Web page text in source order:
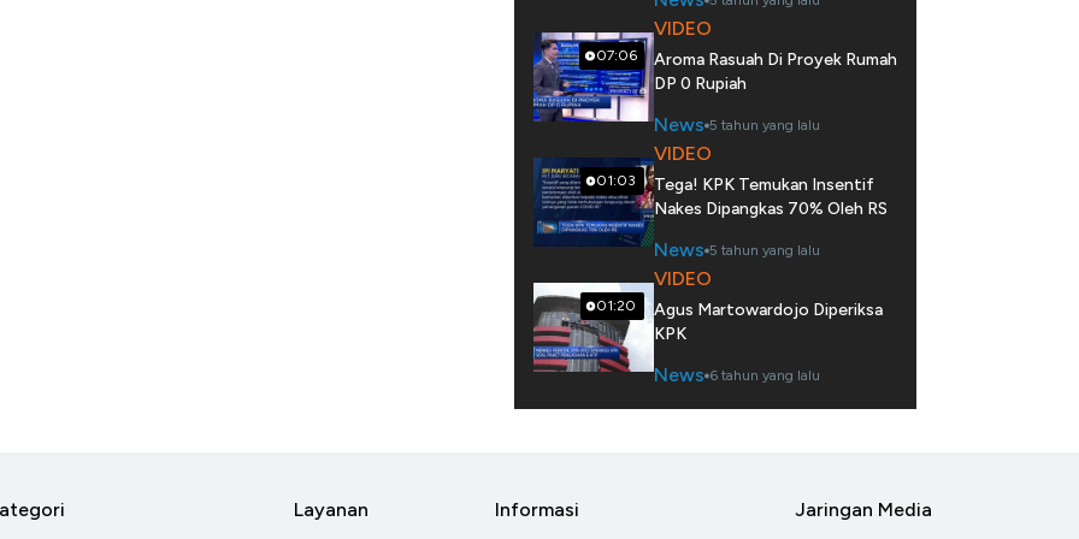
07:06
VIDEO
Aroma Rasuah Di Proyek Rumah
DP 0 Rupiah
News 5 tahun yang lalu
01:03
VIDEO
Tega! KPK Temukan Insentif
Nakes Dipangkas 70% Oleh RS
News 5 tahun yang lalu
01:20
VIDEO
Agus Martowardojo Diperiksa
KPK
News 6 tahun yang lalu
Layanan Informasi Jaringan Media